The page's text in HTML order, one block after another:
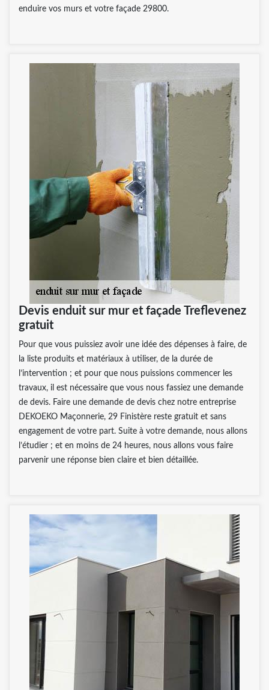
enduire vos murs et votre façade 29800.
Devis enduit sur mur et façade Treflevenez
gratuit
Pour que vous puissiez avoir une idée des dépenses à faire, de
la liste produits et matériaux à utiliser, de la durée de
l’intervention ; et pour que nous puissions commencer les
travaux, il est nécessaire que vous nous fassiez une demande
de devis. Faire une demande de devis chez notre entreprise
DEKOEKO Maçonnerie, 29 Finistère reste gratuit et sans
engagement de votre part. Suite à votre demande, nous allons
l’étudier ; et en moins de 24 heures, nous allons vous faire
parvenir une réponse bien claire et bien détaillée.